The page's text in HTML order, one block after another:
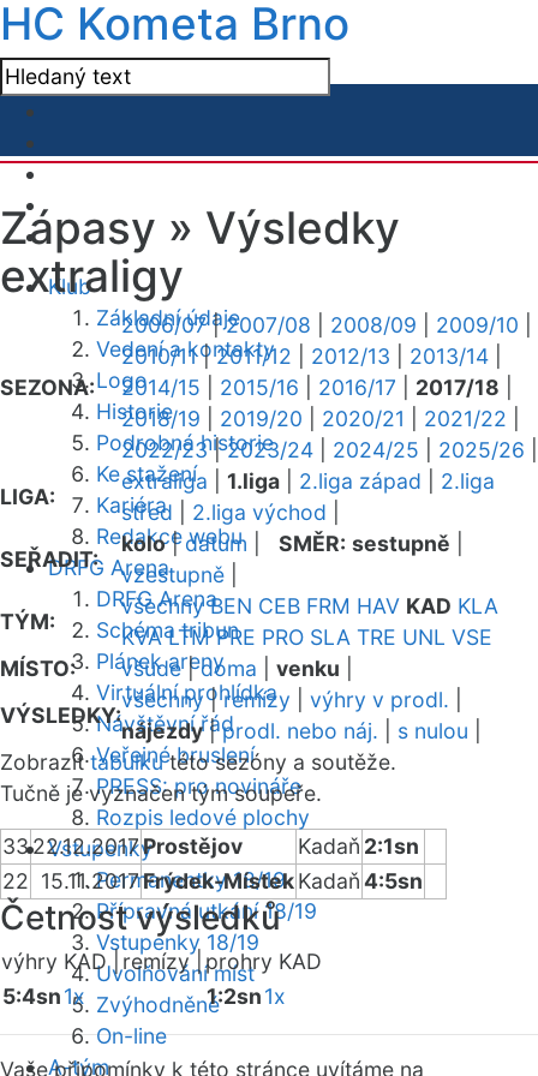
HC Kometa Brno
Klub
Základní údaje
Vedení a kontakty
Logo
Historie
Podrobná historie
Ke stažení
Kariéra
Redakce webu
DRFG Arena
DRFG Arena
Schéma tribun
Plánek areny
Virtuální prohlídka
Návštěvní řád
Veřejné bruslení
PRESS: pro novináře
Rozpis ledové plochy
Vstupenky
Permanentky 18/19
Přípravná utkání 18/19
Vstupenky 18/19
Uvolňování míst
Zvýhodněné
On-line
A-tým
Zápasy » Výsledky
extraligy
SEZONA:
2006/07|2007/08 2008/09 2009/10
2010/11|2011/12 2012/13 2013/14
2014/15
2015/16 2016/17 2017/18
2018/19
2019/20 2020/21 2021/22
2022/23|2023/24 2024/25 2025/26
LIGA:
extraliga 1.liga 2.liga západ
2.liga
střed
2.liga východ
SEŘADIT:
kolo|datum SMĚR: sestupně
vzestupně
TÝM:
všechny BEN CEB FRM HAV KAD KLA
KVA LTM PRE PRO SLA TRE UNL VSE
MÍSTO:
všude|doma venku
VÝSLEDKY:
všechny|remízy výhry v prodl.
nájezdy|prodl. nebo náj. s nulou
Zobrazittabulkutéto sezóny a soutěže.
Tučně je vyznačen tým soupeře.
3322.12.2017Prostějov Kadaň 2:1sn
22 15.11.2017Frýdek-MístekKadaň4:5sn
Četnost výsledků
výhry KAD | remízy | prohry KAD
5:4sn1x 1:2sn1x
Vaše připomínky k této stránce uvítáme na